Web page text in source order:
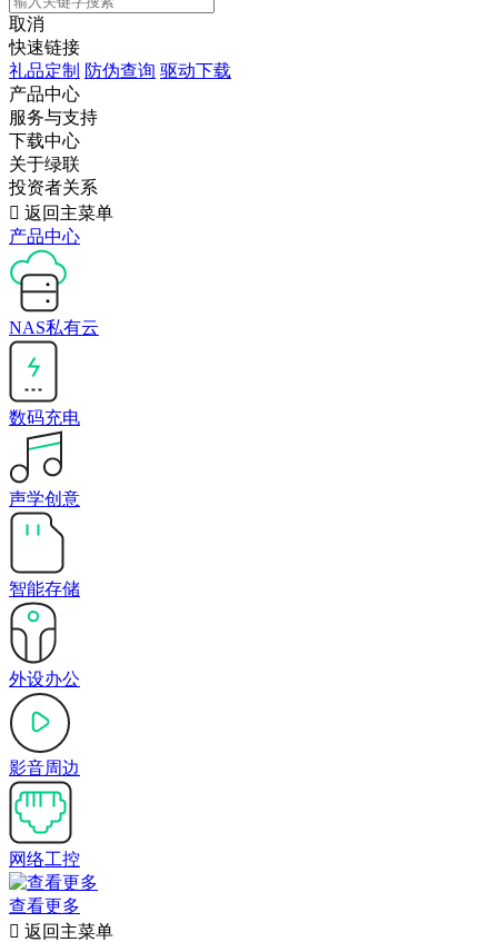
取消
快速链接
礼品定制 防伪查询 驱动下载
产品中心
服务与支持
下载中心
关于绿联
投资者关系
 返回主菜单
产品中心
NAS私有云
数码充电
声学创意
智能存储
外设办公
影音周边
网络工控
查看更多
 返回主菜单